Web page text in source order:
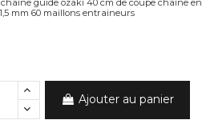
guide ozaki 40 cm de coupe chaîne en
mm 60 maillons entraineurs
Ajouter au panier